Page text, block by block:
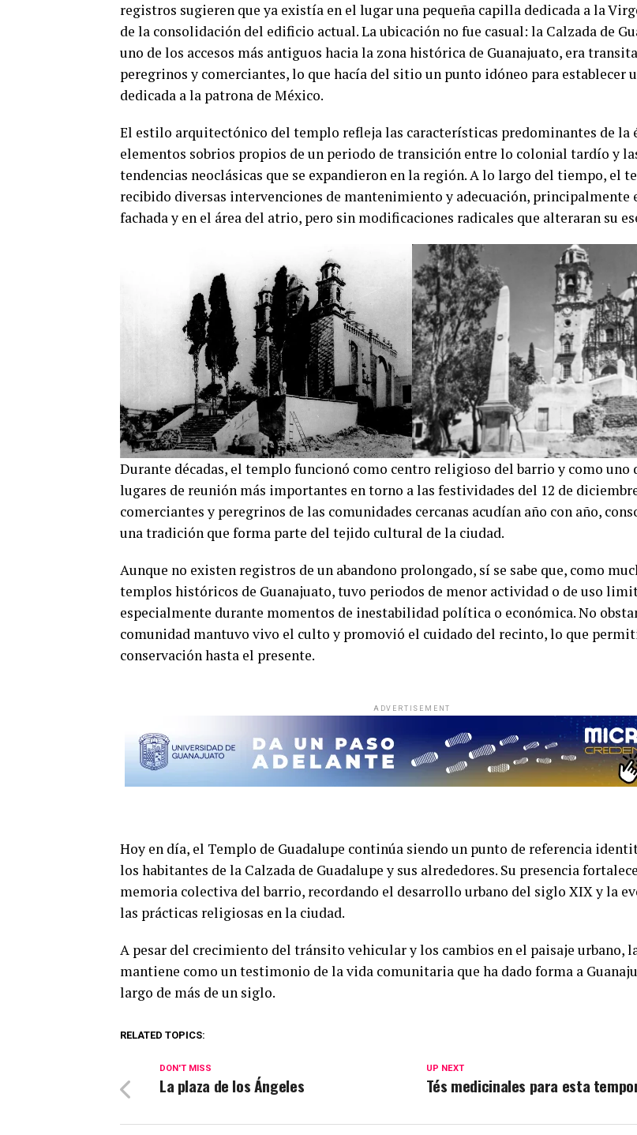
registros sugieren que ya existía en el lugar una pequeña capilla dedicada a la
de la consolidación del edificio actual. La ubicación no fue casual: la Calzada de
uno de los accesos más antiguos hacia la zona histórica de Guanajuato, era
peregrinos y comerciantes, lo que hacía del sitio un punto idóneo para establecer
dedicada a la patrona de México.
El estilo arquitectónico del templo refleja las características predominantes de la
elementos sobrios propios de un periodo de transición entre lo colonial tardío y
tendencias neoclásicas que se expandieron en la región. A lo largo del tiempo, el
recibido diversas intervenciones de mantenimiento y adecuación, principalmente
fachada y en el área del atrio, pero sin modificaciones radicales que alteraran su
Durante décadas, el templo funcionó como centro religioso del barrio y como uno
lugares de reunión más importantes en torno a las festividades del 12 de
comerciantes y peregrinos de las comunidades cercanas acudían año con año,
una tradición que forma parte del tejido cultural de la ciudad.
Aunque no existen registros de un abandono prolongado, sí se sabe que, como
templos históricos de Guanajuato, tuvo periodos de menor actividad o de uso
especialmente durante momentos de inestabilidad política o económica. No
comunidad mantuvo vivo el culto y promovió el cuidado del recinto, lo que
conservación hasta el presente.
ADVERTISEMENT
Hoy en día, el Templo de Guadalupe continúa siendo un punto de referencia
los habitantes de la Calzada de Guadalupe y sus alrededores. Su presencia
memoria colectiva del barrio, recordando el desarrollo urbano del siglo XIX y la
las prácticas religiosas en la ciudad.
A pesar del crecimiento del tránsito vehicular y los cambios en el paisaje urbano,
mantiene como un testimonio de la vida comunitaria que ha dado forma a
largo de más de un siglo.
RELATED TOPICS:
UP NEXT
Tés medicinales para esta
DON'T MISS
La plaza de los Ángeles